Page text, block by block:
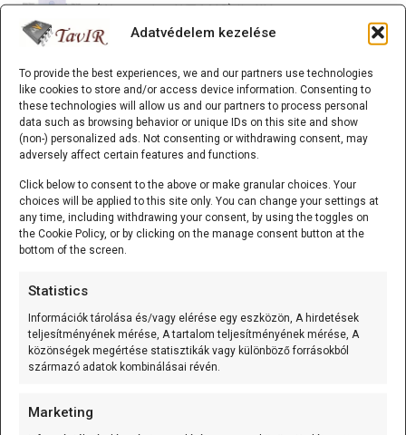
Adatvédelem kezelése
To provide the best experiences, we and our partners use technologies
like cookies to store and/or access device information. Consenting to
these technologies will allow us and our partners to process personal
data such as browsing behavior or unique IDs on this site and show
(non-) personalized ads. Not consenting or withdrawing consent, may
adversely affect certain features and functions.
Click below to consent to the above or make granular choices. Your
choices will be applied to this site only. You can change your settings at
any time, including withdrawing your consent, by using the toggles on
the Cookie Policy, or by clicking on the manage consent button at the
bottom of the screen.
Statistics
Információk tárolása és/vagy elérése egy eszközön, A hirdetések
teljesítményének mérése, A tartalom teljesítményének mérése, A
közönségek megértése statisztikák vagy különböző forrásokból
származó adatok kombinálásai révén.
Marketing
(Waytronic - WT-M12) önálló,
mozgásérzékelésre induló[...]
K-típusú szerelt hőmérő (0…600 °C) 3m
A K-típusú szerelt hőmérő (0...600C;
variálható kábelhossz) olyan mérőelem,
amely[...]
K-típusú szerelt hőmérő (0…600 °C) 1m
A K-típusú szerelt hőmérő (0...600C;
K-típusú szerelt hőmérő (0…600 °C) 0.5m
A K-típusú szerelt hőmérő (0...600C;